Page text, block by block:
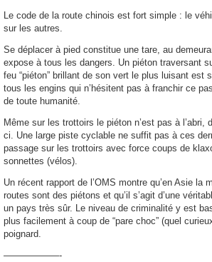
Le code de la route chinois est fort simple : le
sur les autres.
Se déplacer à pied constitue une tare, au
expose à tous les dangers. Un piéton traversant
feu “piéton” brillant de son vert le plus luisant est
tous les engins qui n’hésitent pas à franchir ce
de toute humanité.
Même sur les trottoirs le piéton n’est pas à l’abri,
ci. Une large piste cyclable ne suffit pas à ces
passage sur les trottoirs avec force coups de
sonnettes (vélos).
Un récent rapport de l’OMS montre qu’en Asie la
routes sont des piétons et qu’il s’agit d’une
un pays très sûr. Le niveau de criminalité y est
plus facilement à coup de “pare choc” (quel
poignard.
——————-